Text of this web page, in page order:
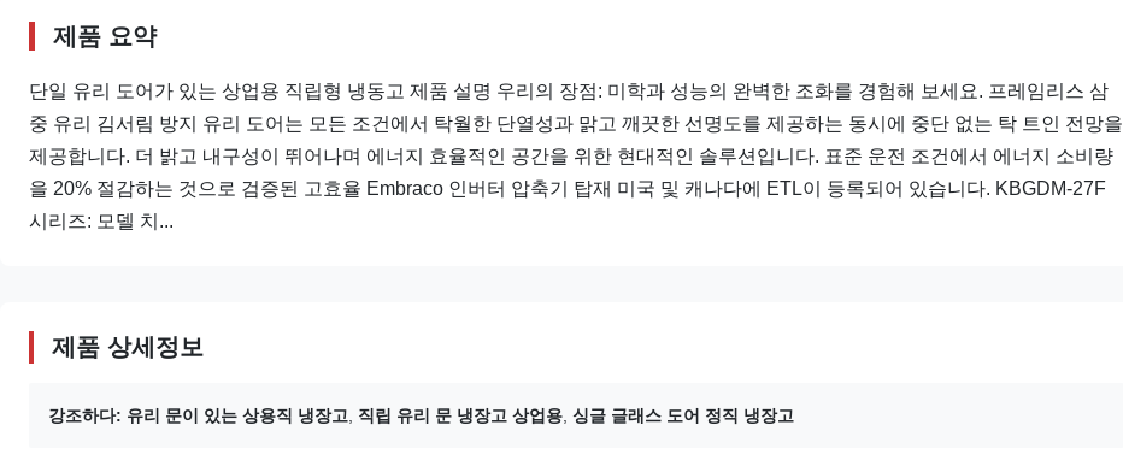
제품 요약
단일 유리 도어가 있는 상업용 직립형 냉동고 제품 설명 우리의 장점: 미학과 성능의 완벽한 조화를 경험해 보세요. 프레임리스 삼
중 유리 김서림 방지 유리 도어는 모든 조건에서 탁월한 단열성과 맑고 깨끗한 선명도를 제공하는 동시에 중단 없는 탁 트인 전망을
제공합니다. 더 밝고 내구성이 뛰어나며 에너지 효율적인 공간을 위한 현대적인 솔루션입니다. 표준 운전 조건에서 에너지 소비량
을 20% 절감하는 것으로 검증된 고효율 Embraco 인버터 압축기 탑재 미국 및 캐나다에 ETL이 등록되어 있습니다.​ KBGDM-27F
시리즈: 모델 치...
제품 상세정보
강조하다: 유리 문이 있는 상용직 냉장고 직립 유리 문 냉장고 상업용 싱글 글래스 도어 정직 냉장고